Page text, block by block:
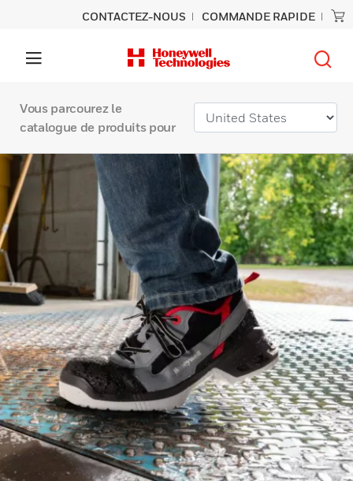
CONTACTEZ-NOUS COMMANDE RAPIDE
Vous parcourez le
catalogue de produits pour